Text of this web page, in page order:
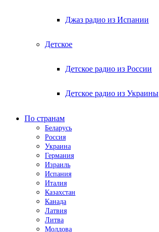
Джаз радио из Испании
Детское
Детское радио из России
Детское радио из Украины
По странам
Беларусь
Россия
Украина
Германия
Израиль
Испания
Италия
Казахстан
Канада
Латвия
Литва
Молдова